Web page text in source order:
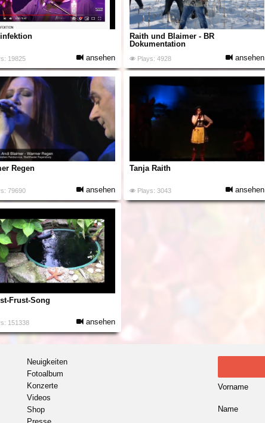
19825 ansehen
Raith und Blaimer - BR
Dokumentation
Plays: 4928 ansehen
Regen
79690 ansehen
Tanja Raith
Plays: 3043 ansehen
Frust-Song
151338 ansehen
Neuigkeiten
Fotoalbum
Konzerte
Videos
Shop
Vorname
Name